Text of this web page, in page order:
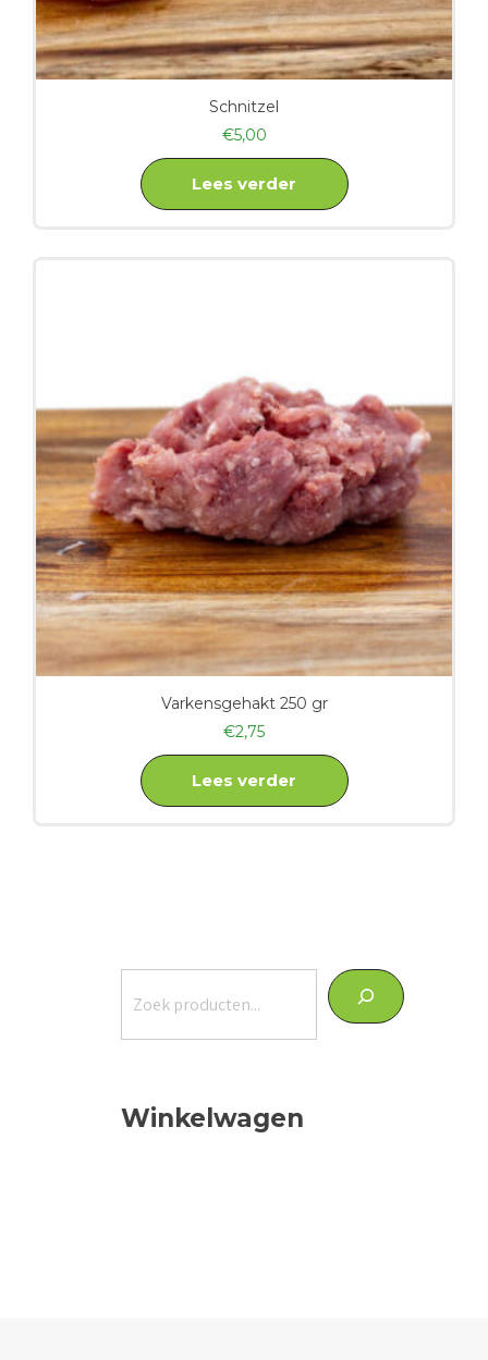
Schnitzel
€5,00
Lees verder
Varkensgehakt 250 gr
€2,75
Lees verder
Winkelwagen